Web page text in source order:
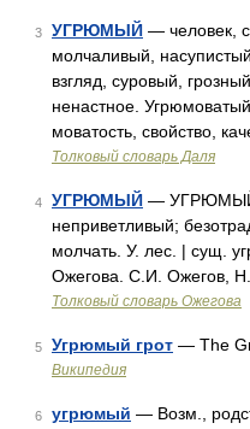
3 УГРЮМЫЙ — человек,
молчаливый,
взгляд, суровый,
ненастное.
моватость, свойство,
Толковый словарь Даля
4 УГРЮМЫЙ —
неприветливый;
молчать. У. лес. | сущ.
Ожегова. С.И. Ожегов,
Толковый словарь Ожегова
5 Угрюмый грот — The
Википедия
6 угрюмый — Возм.,